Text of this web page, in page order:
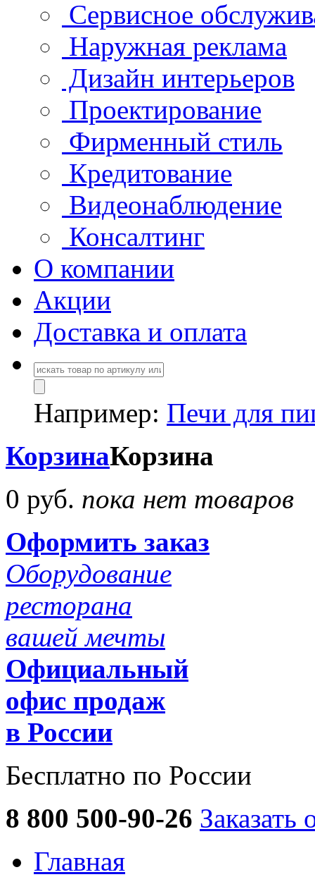
Сервисное
Наружная реклама
Дизайн интерьеров
Проектирование
Фирменный стиль
Кредитование
Видеонаблюдение
Консалтинг
О компании
Акции
Доставка и оплата
Например: Печи для
КорзинаКорзина
0 руб. пока нет товаров
Оформить заказ
Оборудование
ресторана
вашей мечты
Официальный
офис продаж
в России
Бесплатно по России
8 800 500-90-26 Заказать
Главная